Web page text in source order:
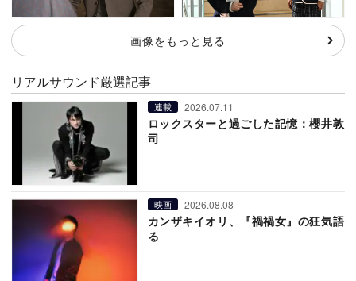
画像をもっと見る
リアルサウンド厳選記事
連載 2026.07.11
ロックスターと過ごした記憶：櫻井敦
司
映画 2026.08.08
カンザキイオリ、『禍禍女』の狂気語
る